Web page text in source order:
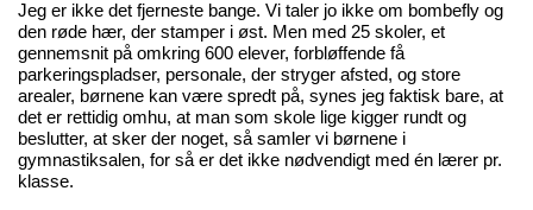
Jeg er ikke det fjerneste bange. Vi taler jo ikke om bombefly og
den røde hær, der stamper i øst. Men med 25 skoler, et
gennemsnit på omkring 600 elever, forbløffende få
parkeringspladser, personale, der stryger afsted, og store
arealer, børnene kan være spredt på, synes jeg faktisk bare, at
det er rettidig omhu, at man som skole lige kigger rundt og
beslutter, at sker der noget, så samler vi børnene i
gymnastiksalen, for så er det ikke nødvendigt med én lærer pr.
klasse.